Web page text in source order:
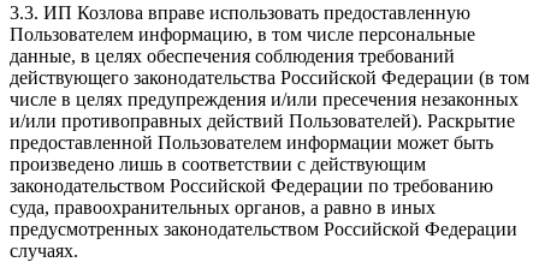
3.3. ИП Козлова вправе использовать предоставленную
Пользователем информацию, в том числе персональные
данные, в целях обеспечения соблюдения требований
действующего законодательства Российской Федерации (в том
числе в целях предупреждения и/или пресечения незаконных
и/или противоправных действий Пользователей). Раскрытие
предоставленной Пользователем информации может быть
произведено лишь в соответствии с действующим
законодательством Российской Федерации по требованию
суда, правоохранительных органов, а равно в иных
предусмотренных законодательством Российской Федерации
случаях.